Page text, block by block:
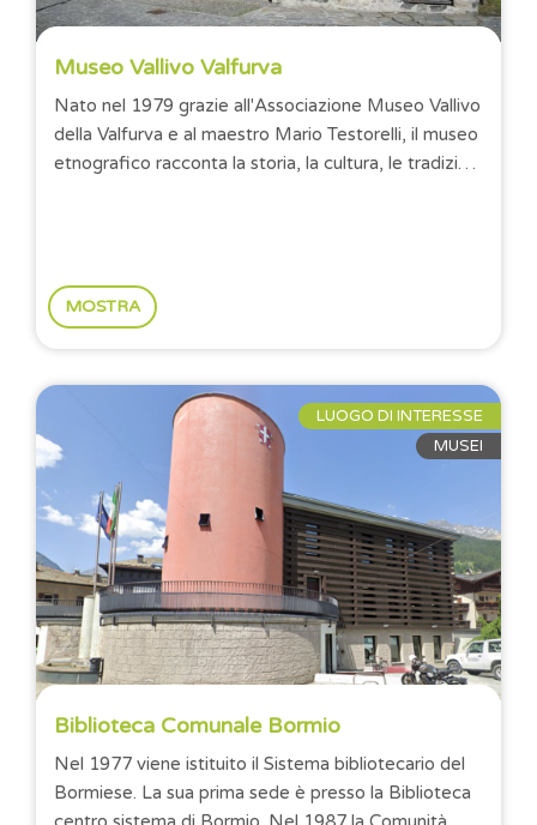
Museo Vallivo Valfurva
Nato nel 1979 grazie all'Associazione Museo Vallivo
della Valfurva e al maestro Mario Testorelli, il museo
etnografico racconta la storia, la cultura, le tradizioni
MOSTRA
LUOGO DI INTERESSE
MUSEI
Biblioteca Comunale Bormio
Nel 1977 viene istituito il Sistema bibliotecario del
Bormiese. La sua prima sede è presso la Biblioteca